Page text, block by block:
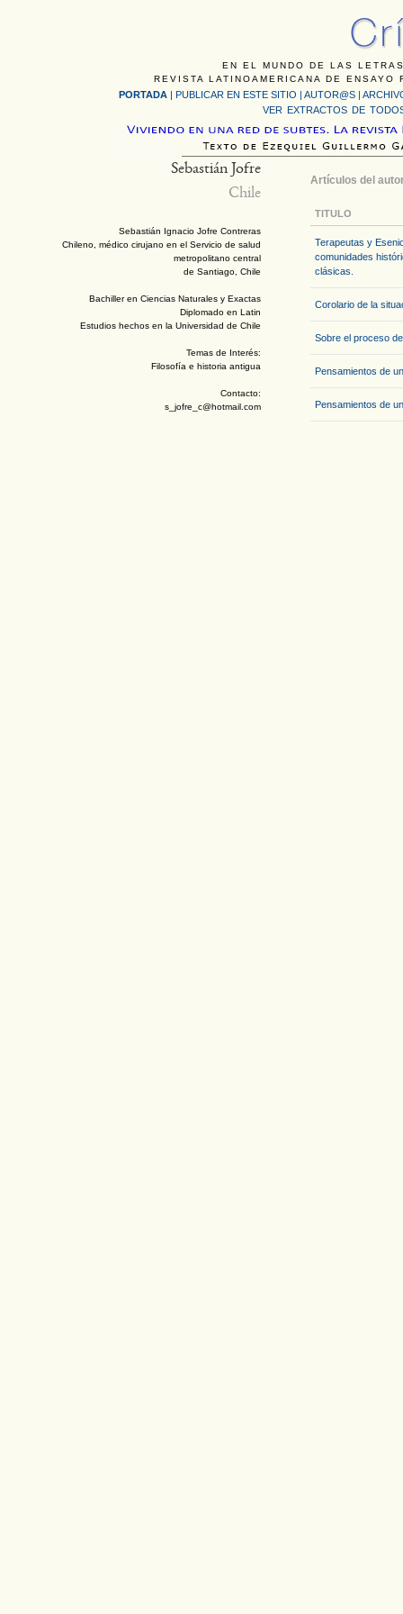
EN EL MUNDO DE LAS
REVISTA LATINOAMERICANA DE
PORTADA | PUBLICAR EN ESTE SITIO | AUTOR@S |
VER EXTRACTOS DE
Sebastián Jofre
Chile
Sebastián Ignacio Jofre Contreras
Chileno, médico cirujano en el Servicio de salud
metropolitano central
de Santiago, Chile
Bachiller en Ciencias Naturales y Exactas
Diplomado en Latin
Estudios hechos en la Universidad de Chile
Temas de Interés:
Filosofía e historia antigua
Contacto:
s_jofre_c@hotmail.com
Artículos del
TITULO
Terapeutas y
comunidades
clásicas.
Corolario de la
Sobre el proceso
Pensamientos de
Pensamientos de